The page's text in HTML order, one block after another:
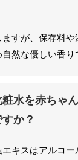
すが、保存料や
然な優しい香り
水を赤ちゃ
か？
キスはアルコー